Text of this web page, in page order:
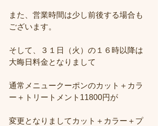
また、営業時間は少し前後する場合も
ございます。
そして、３１日（火）の１６時以降は
大晦日料金となりまして
通常メニュークーポンのカット＋カラ
ー＋トリートメント11800円が
変更となりましてカット＋カラー＋プ